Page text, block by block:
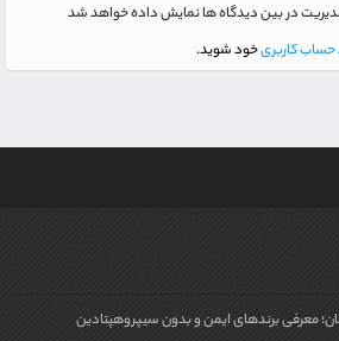
در بین دیدگاه ها نمایش داده خواهد شد
حساب کاربریخود شوید.
معرفی برندهای ایمن و بدون سیپروهپتادین